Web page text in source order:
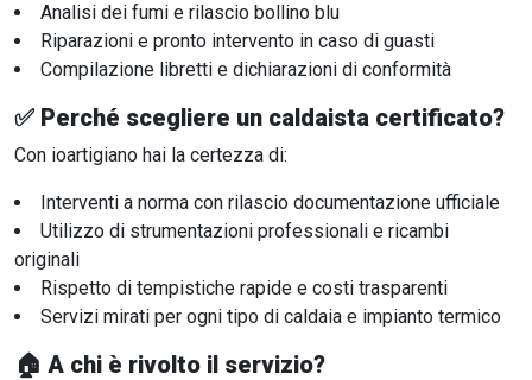
Analisi dei fumi e rilascio bollino blu
Riparazioni e pronto intervento in caso di guasti
Compilazione libretti e dichiarazioni di conformità
✅ Perché scegliere un caldaista certificato?
Con ioartigiano hai la certezza di:
Interventi a norma con rilascio documentazione ufficiale
Utilizzo di strumentazioni professionali e ricambi
originali
Rispetto di tempistiche rapide e costi trasparenti
Servizi mirati per ogni tipo di caldaia e impianto termico
🏠 A chi è rivolto il servizio?